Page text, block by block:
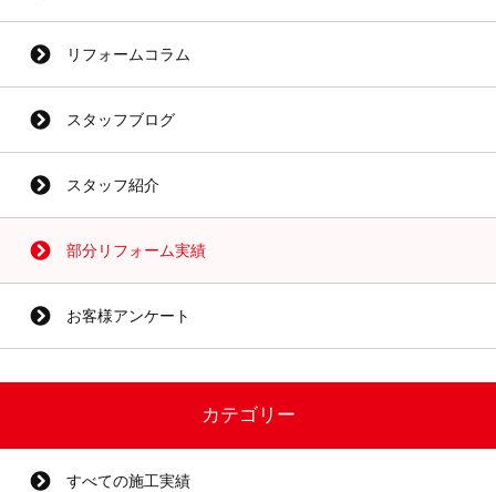
リフォームコラム
スタッフブログ
スタッフ紹介
部分リフォーム実績
お客様アンケート
カテゴリー
すべての施工実績